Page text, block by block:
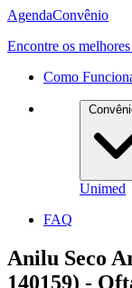
AgendaConvênio
Encontre os
Como
Unimed
FAQ
Anilu Seco
140159) -